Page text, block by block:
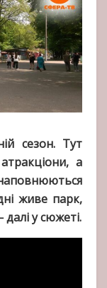
сезон. Тут
а
живе парк,
у сюжеті.